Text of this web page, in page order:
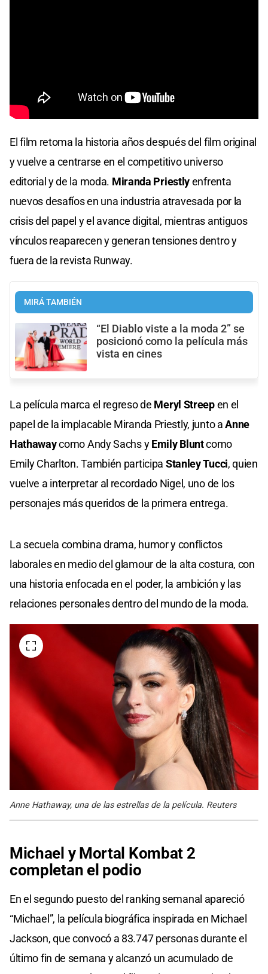
El film retoma la historia años después del film original
y vuelve a centrarse en el competitivo universo
editorial y de la moda. Miranda Priestlyenfrenta
nuevos desafíos en una industria atravesada por la
crisis del papel y el avance digital, mientras antiguos
vínculos reaparecen y generan tensiones dentro y
fuera de la revista Runway.
MIRÁ TAMBIÉN
“El Diablo viste a la moda 2” se
posicionó como la película más
vista en cines
La película marca el regreso de Meryl Streepen el
papel de la implacable Miranda Priestly, junto aAnne
Hathawaycomo Andy Sachs yEmily Bluntcomo
Emily Charlton. También participa Stanley Tucci, quien
vuelve a interpretar al recordado Nigel, uno de los
personajes más queridos de la primera entrega.
La secuela combina drama, humor y conflictos
laborales en medio del glamour de la alta costura, con
una historia enfocada en el poder, la ambición y las
relaciones personales dentro del mundo de la moda.
Anne Hathaway, una de las estrellas de la película. Reuters
Michael y Mortal Kombat 2
completan el podio
En el segundo puesto del ranking semanal apareció
“Michael”, la película biográfica inspirada en Michael
Jackson, que convocó a 83.747 personas durante el
último fin de semana y alcanzó un acumulado de